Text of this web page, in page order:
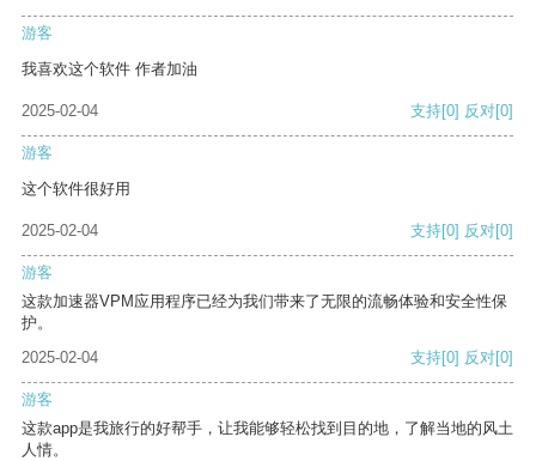
游客
我喜欢这个软件 作者加油
2025-02-04 支持[0] 反对[0]
游客
这个软件很好用
2025-02-04 支持[0] 反对[0]
游客
这款加速器VPM应用程序已经为我们带来了无限的流畅体验和安全性保
护。
2025-02-04
支持[0] 反对[0]
游客
这款app是我旅行的好帮手，让我能够轻松找到目的地，了解当地的风土
人情。